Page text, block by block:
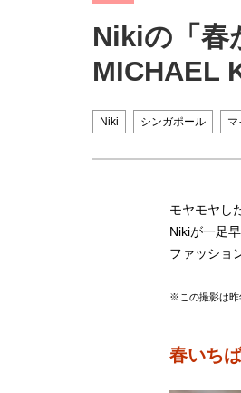
Nikiの「
MICHAEL
Niki シンガポール マ
モヤモヤし
Nikiが一足
ファッショ
※この撮影は昨
春いち